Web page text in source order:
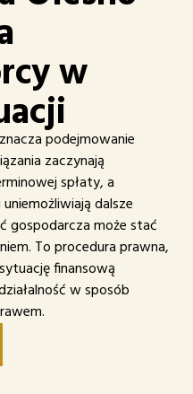
w
podejmowanie
zaczynają
spłaty, a
dalsze
gospodarcza może stać
To procedura prawna,
finansową
w sposób